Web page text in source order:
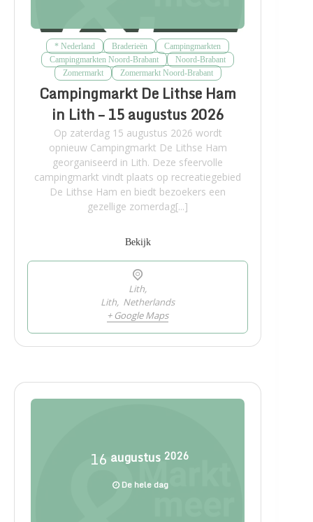
* Nederland Braderieën
Campingmarkten
Campingmarkten Noord-Brabant
Noord-Brabant
Zomermarkt
Zomermarkt Noord-Brabant
Campingmarkt De Lithse Ham
in Lith – 15 augustus 2026
Op zaterdag 15 augustus 2026 wordt
opnieuw Campingmarkt De Lithse Ham
georganiseerd in Lith. Deze sfeervolle
campingmarkt vindt plaats op recreatiegebied
De Lithse Ham en biedt bezoekers een
gezellige zomerdag[...]
Bekijk
Lith,
Lith, Netherlands
+ Google Maps
16 augustus 2026
De hele dag